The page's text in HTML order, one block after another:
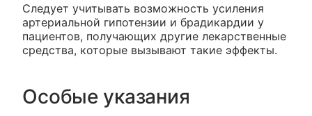
Следует учитывать возможность усиления
артериальной гипотензии и брадикардии у
пациентов, получающих другие лекарственные
средства, которые вызывают такие эффекты.
Особые указания